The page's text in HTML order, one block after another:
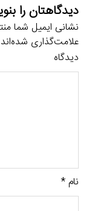
دیدگاهتان را
نشانی ایمیل شما
علامت‌گذاری
دیدگاه
نام*